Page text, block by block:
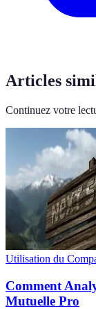
Articles
Continuez votre
Utilisation du
Comment
Mutuelle Pro